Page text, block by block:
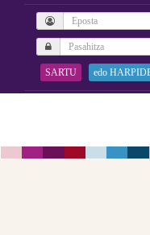
SARTU edo